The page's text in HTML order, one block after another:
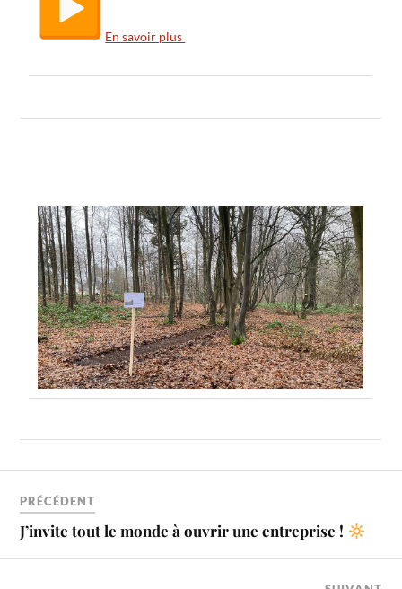
En savoir plus
PRÉCÉDENT
J’invite tout le monde à ouvrir une entreprise !